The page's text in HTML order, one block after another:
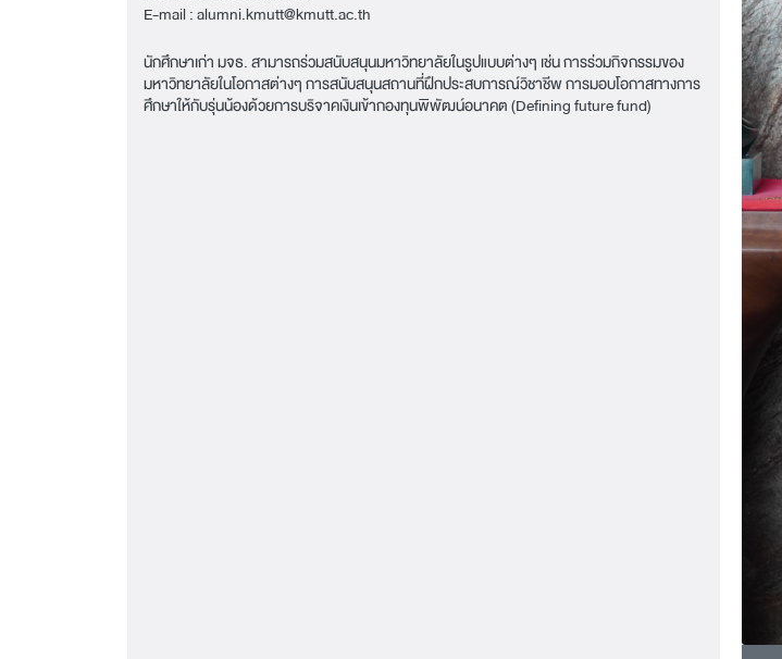
E-mail :alumni.kmutt@kmutt.ac.th
นักศึกษาเก่า มจธ. สามารถร่วมสนับสนุนมหาวิทยาลัยในรูปแบบต่างๆ เช่น การร่วมกิจกรรมของ
มหาวิทยาลัยในโอกาสต่างๆ การสนับสนุนสถานที่ฝึกประสบการณ์วิชาชีพ การมอบโอกาสทางการ
ศึกษาให้กับรุ่นน้องด้วยการบริจาคเงินเข้ากองทุนพิพัฒน์อนาคต (Defining future fund)